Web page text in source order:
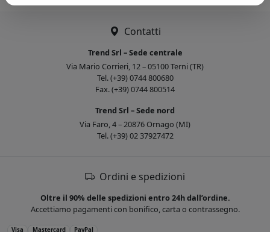
Contatti
Trend Srl – Sede centrale
Via Mario Corrieri, 12 – 05100 Terni (TR)
Tel. (+39) 0744 800680
Fax. (+39) 0744 800514
Trend Srl – Sede nord
Via Faro, 4 – 20876 Ornago (MI)
Tel. (+39) 02 37927472
Ordini e spedizioni
Oltre il 90% delle spedizioni entro 24h dall’ordine.
Accettiamo pagamenti con bonifico, carta o contrassegno.
Visa Mastercard PayPal